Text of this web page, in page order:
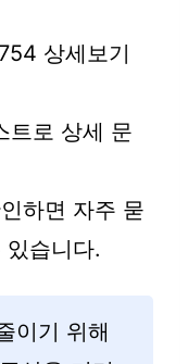
상세보기
트로 상세 문
하면 자주 묻
습니다.
이기 위해